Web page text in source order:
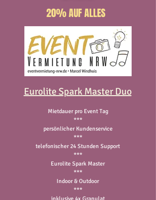
20% AUF ALLES
Eurolite Spark Master Duo
Mietdauer pro Event Tag
***
persönlicher Kundenservice
***
telefonischer 24 Stunden Support
***
Eurolite Spark Master
***
Indoor & Outdoor
***